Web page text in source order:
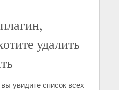
удалить
увидите список всех